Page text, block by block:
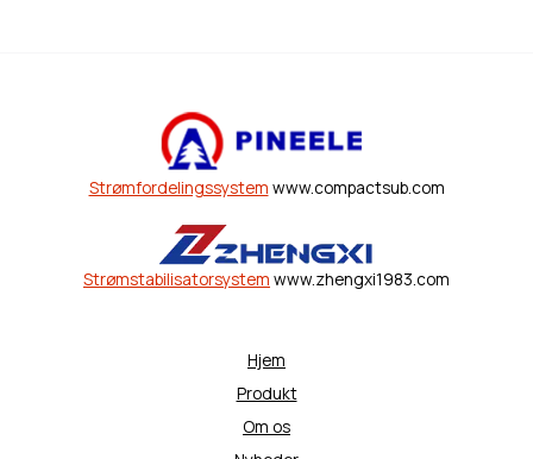
Strømfordelingssystem www.compactsub.com
Strømstabilisatorsystem www.zhengxi1983.com
Hjem
Produkt
Om os